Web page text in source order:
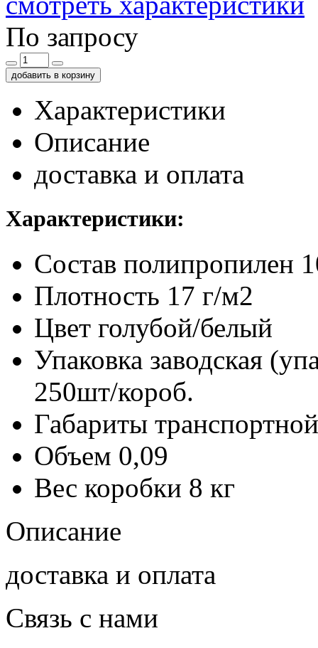
По запросу
добавить в корзину
Характеристики
Описание
доставка и оплата
Характеристики:
Состав полипропилен
Плотность 17 г/м2
Цвет голубой/белый
Упаковка заводская
250шт/короб.
Габариты
Объем 0,09
Вес коробки 8 кг
Описание
доставка и оплата
Связь с нами